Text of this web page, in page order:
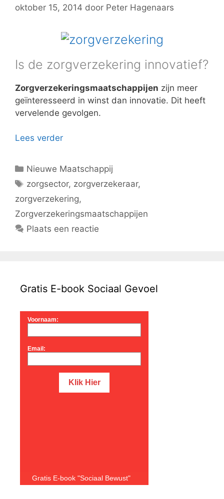
oktober 15, 2014 door Peter Hagenaars
Is de zorgverzekering innovatief?
Zorgverzekeringsmaatschappijen zijn meer
geïnteresseerd in winst dan innovatie. Dit heeft
vervelende gevolgen.
Lees verder
Categorieën
Nieuwe Maatschappij
Tags
zorgsector, zorgverzekeraar,
zorgverzekering,
Zorgverzekeringsmaatschappijen
Plaats een reactie
Gratis E-book Sociaal Gevoel
Voornaam:
Email:
Gratis E-book "Sociaal Bewust"